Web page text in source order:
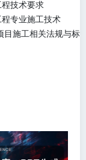
技术要求
专业施工技术
目施工相关法规与标